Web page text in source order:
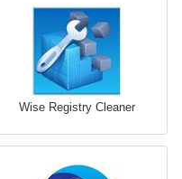
Wise Registry Cleaner